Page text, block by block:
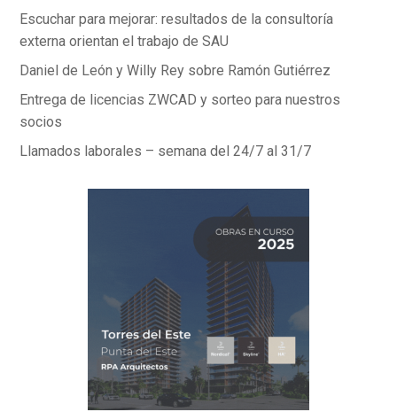
Escuchar para mejorar: resultados de la consultoría
externa orientan el trabajo de SAU
Daniel de León y Willy Rey sobre Ramón Gutiérrez
Entrega de licencias ZWCAD y sorteo para nuestros
socios
Llamados laborales – semana del 24/7 al 31/7